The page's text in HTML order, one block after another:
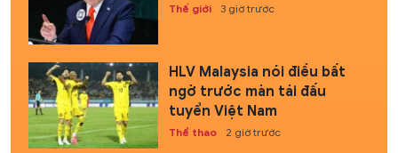
Thế giới 3 giờ trước
HLV Malaysia nói điều bất
ngờ trước màn tái đấu
tuyển Việt Nam
Thể thao 2 giờ trước